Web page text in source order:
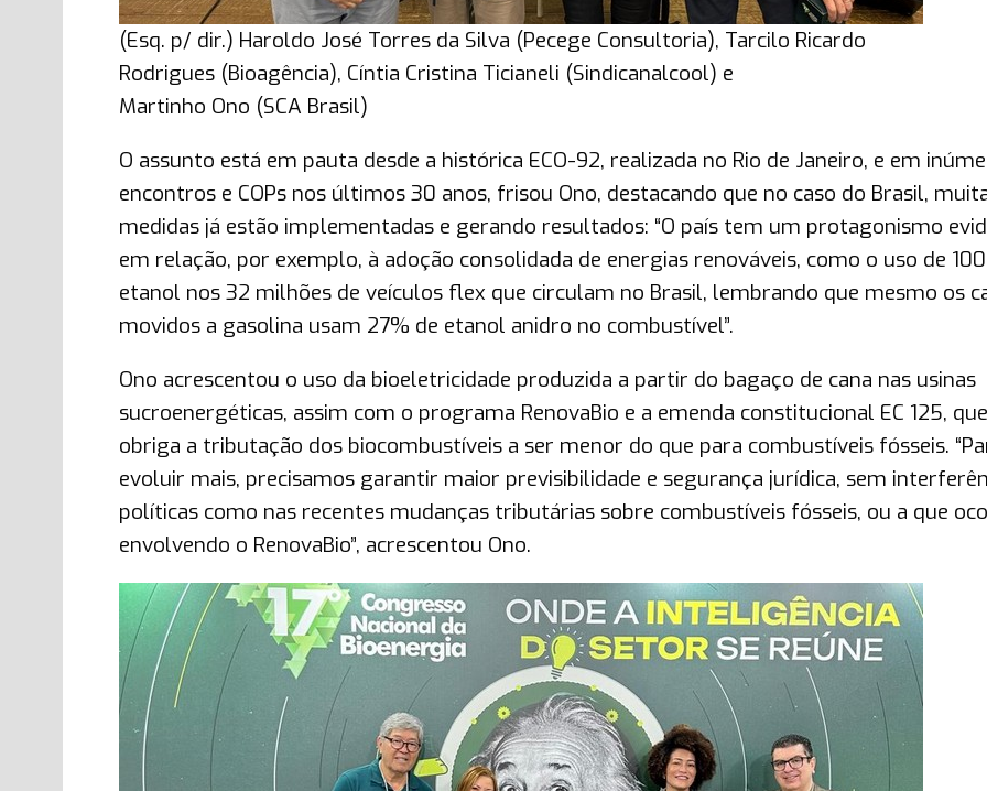
(Esq. p/ dir.) Haroldo José Torres da Silva (Pecege Consultoria), Tarcilo Ricardo
Rodrigues (Bioagência), Cíntia Cristina Ticianeli (Sindicanalcool) e
Martinho Ono (SCA Brasil)
O assunto está em pauta desde a histórica ECO-92, realizada no Rio de Janeiro, e em
encontros e COPs nos últimos 30 anos, frisou Ono, destacando que no caso do Brasil,
medidas já estão implementadas e gerando resultados: “O país tem um protagonismo
em relação, por exemplo, à adoção consolidada de energias renováveis, como o uso de
etanol nos 32 milhões de veículos flex que circulam no Brasil, lembrando que mesmo os
movidos a gasolina usam 27% de etanol anidro no combustível”.
Ono acrescentou o uso da bioeletricidade produzida a partir do bagaço de cana nas usinas
sucroenergéticas, assim com o programa RenovaBio e a emenda constitucional EC 125, que
obriga a tributação dos biocombustíveis a ser menor do que para combustíveis fósseis.
evoluir mais, precisamos garantir maior previsibilidade e segurança jurídica, sem
políticas como nas recentes mudanças tributárias sobre combustíveis fósseis, ou a que
envolvendo o RenovaBio”, acrescentou Ono.